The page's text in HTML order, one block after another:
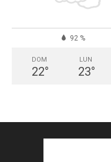
92 %
DOM
22°
LUN
23°